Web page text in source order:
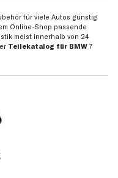
für viele Autos günstig
Online-Shop passende
meist innerhalb von 24
Teilekatalog für BMW7